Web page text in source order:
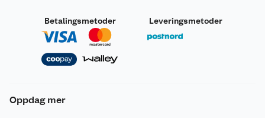
Betalingsmetoder Leveringsmetoder
Oppdag mer